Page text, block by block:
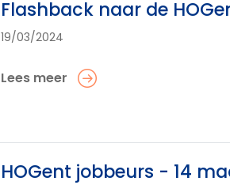
Flashback naar de
19/03/2024
Lees meer
HOGent jobbeurs - 14